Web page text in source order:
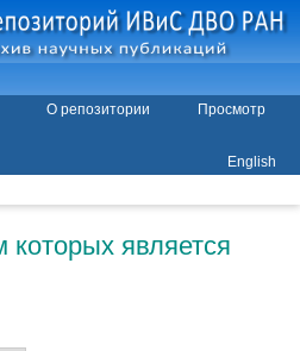
О репозитории
Просмотр
English
является